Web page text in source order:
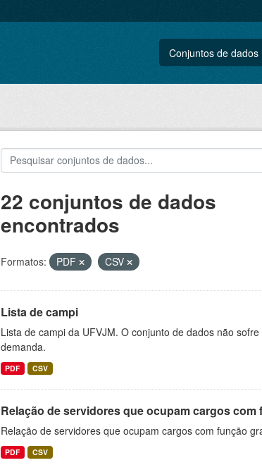
Conjuntos de dados
22 conjuntos de dados
encontrados
Formatos: PDF CSV
Lista de campi
Lista de campi da UFVJM. O conjunto de dados não
demanda.
PDF CSV
Relação de servidores que ocupam cargos
Relação de servidores que ocupam cargos com função
PDF CSV